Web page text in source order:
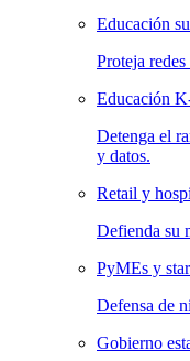
Educación
Proteja
Educación
Detenga el
y datos.
Retail y
Defienda su
PyMEs y
Defensa de
Gobierno